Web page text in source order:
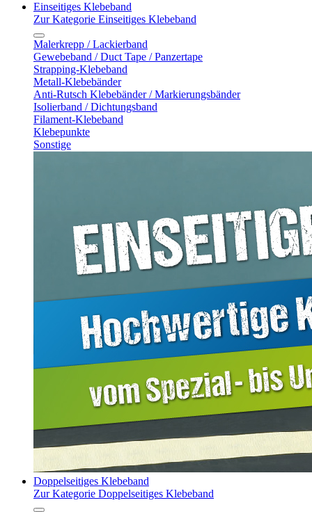
Einseitiges Klebeband
Zur Kategorie Einseitiges Klebeband
Malerkrepp / Lackierband
Gewebeband / Duct Tape / Panzertape
Strapping-Klebeband
Metall-Klebebänder
Anti-Rutsch Klebebänder / Markierungsbänder
Isolierband / Dichtungsband
Filament-Klebeband
Klebepunkte
Sonstige
Doppelseitiges Klebeband
Zur Kategorie Doppelseitiges Klebeband